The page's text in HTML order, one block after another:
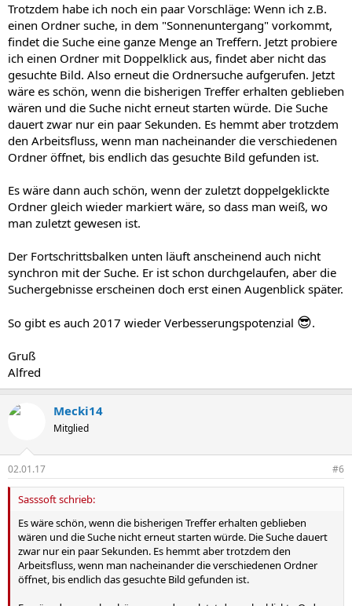
Trotzdem habe ich noch ein paar Vorschläge: Wenn ich z.B.
einen Ordner suche, in dem "Sonnenuntergang" vorkommt,
findet die Suche eine ganze Menge an Treffern. Jetzt probiere
ich einen Ordner mit Doppelklick aus, findet aber nicht das
gesuchte Bild. Also erneut die Ordnersuche aufgerufen. Jetzt
wäre es schön, wenn die bisherigen Treffer erhalten geblieben
wären und die Suche nicht erneut starten würde. Die Suche
dauert zwar nur ein paar Sekunden. Es hemmt aber trotzdem
den Arbeitsfluss, wenn man nacheinander die verschiedenen
Ordner öffnet, bis endlich das gesuchte Bild gefunden ist.
Es wäre dann auch schön, wenn der zuletzt doppelgeklickte
Ordner gleich wieder markiert wäre, so dass man weiß, wo
man zuletzt gewesen ist.
Der Fortschrittsbalken unten läuft anscheinend auch nicht
synchron mit der Suche. Er ist schon durchgelaufen, aber die
Suchergebnisse erscheinen doch erst einen Augenblick später.
So gibt es auch 2017 wieder Verbesserungspotenzial 😎.
Gruß
Alfred
Mecki14
Mitglied
02.01.17 #6
Sasssoft schrieb:
Es wäre schön, wenn die bisherigen Treffer erhalten geblieben
wären und die Suche nicht erneut starten würde. Die Suche dauert
zwar nur ein paar Sekunden. Es hemmt aber trotzdem den
Arbeitsfluss, wenn man nacheinander die verschiedenen Ordner
öffnet, bis endlich das gesuchte Bild gefunden ist.